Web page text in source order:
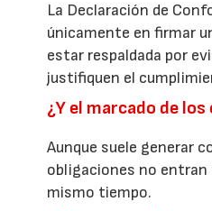
La Declaración de
únicamente en firmar
estar respaldada por
justifiquen el
¿Y el marcado de los
Aunque suele generar
obligaciones no entran
mismo tiempo.